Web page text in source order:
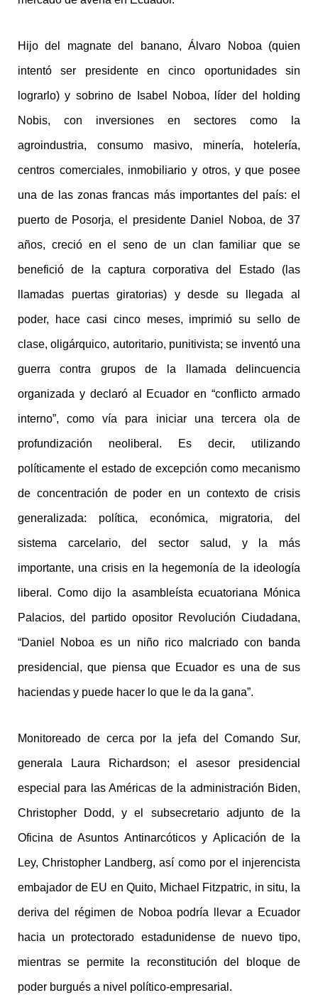
Hijo del magnate del banano, Álvaro Noboa (quien
intentó ser presidente en cinco oportunidades sin
lograrlo) y sobrino de Isabel Noboa, líder del holding
Nobis, con inversiones en sectores como la
agroindustria, consumo masivo, minería, hotelería,
centros comerciales, inmobiliario y otros, y que posee
una de las zonas francas más importantes del país: el
puerto de Posorja, el presidente Daniel Noboa, de 37
años, creció en el seno de un clan familiar que se
benefició de la captura corporativa del Estado (las
llamadas puertas giratorias) y desde su llegada al
poder, hace casi cinco meses, imprimió su sello de
clase, oligárquico, autoritario, punitivista; se inventó una
guerra contra grupos de la llamada delincuencia
organizada y declaró al Ecuador en “conflicto armado
interno”, como vía para iniciar una tercera ola de
profundización neoliberal. Es decir, utilizando
políticamente el estado de excepción como mecanismo
de concentración de poder en un contexto de crisis
generalizada: política, económica, migratoria, del
sistema carcelario, del sector salud, y la más
importante, una crisis en la hegemonía de la ideología
liberal. Como dijo la asambleísta ecuatoriana Mónica
Palacios, del partido opositor Revolución Ciudadana,
“Daniel Noboa es un niño rico malcriado con banda
presidencial, que piensa que Ecuador es una de sus
haciendas y puede hacer lo que le da la gana”.
Monitoreado de cerca por la jefa del Comando Sur,
generala Laura Richardson; el asesor presidencial
especial para las Américas de la administración Biden,
Christopher Dodd, y el subsecretario adjunto de la
Oficina de Asuntos Antinarcóticos y Aplicación de la
Ley, Christopher Landberg, así como por el injerencista
embajador de EU en Quito, Michael Fitzpatric, in situ, la
deriva del régimen de Noboa podría llevar a Ecuador
hacia un protectorado estadunidense de nuevo tipo,
mientras se permite la reconstitución del bloque de
poder burgués a nivel político-empresarial.